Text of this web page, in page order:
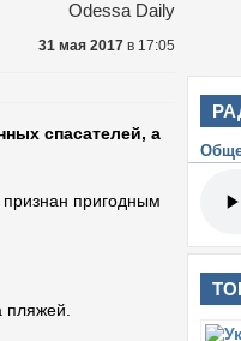
Odessa Daily
31 мая 2017 в 17:05
спасателей, а
пригодным
пляжей.